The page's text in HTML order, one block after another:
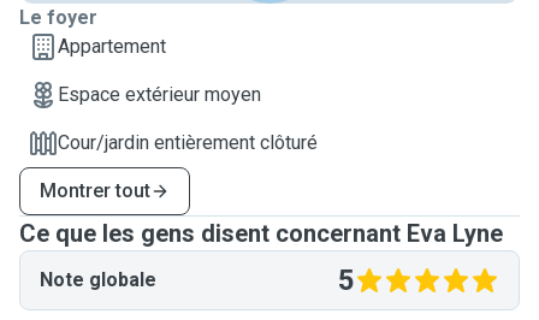
Le foyer
Appartement
Espace extérieur moyen
Cour/jardin entièrement clôturé
Montrer tout
Ce que les gens disent concernant Eva Lyne
Note globale 5